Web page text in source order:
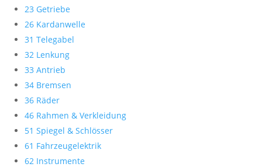
23 Getriebe
26 Kardanwelle
31 Telegabel
32 Lenkung
33 Antrieb
34 Bremsen
36 Räder
46 Rahmen & Verkleidung
51 Spiegel & Schlösser
61 Fahrzeugelektrik
62 Instrumente